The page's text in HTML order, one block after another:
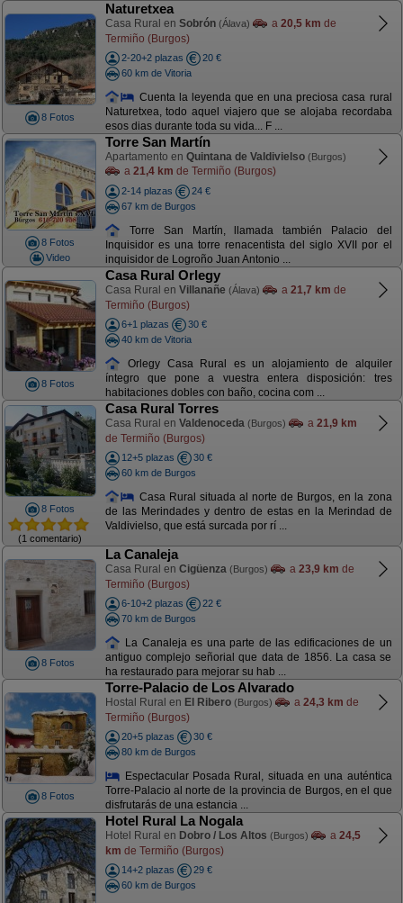
8 Fotos
Naturetxea
Casa Rural en Sobrón (Álava) a 20,5 km de
Termiño (Burgos)
2-20+2 plazas
20 €
60 km de Vitoria
Cuenta la leyenda que en una preciosa casa rural
Naturetxea, todo aquel viajero que se alojaba recordaba
esos dias durante toda su vida... F ...
8 Fotos
Video
Torre San Martín
Apartamento en Quintana de Valdivielso (Burgos)
a 21,4 km de Termiño (Burgos)
2-14 plazas
24 €
67 km de Burgos
Torre San Martín, llamada también Palacio del
Inquisidor es una torre renacentista del siglo XVII por el
inquisidor de Logroño Juan Antonio ...
8 Fotos
Casa Rural Orlegy
Casa Rural en Villanañe (Álava) a 21,7 km de
Termiño (Burgos)
6+1 plazas
30 €
40 km de Vitoria
Orlegy Casa Rural es un alojamiento de alquiler
íntegro que pone a vuestra entera disposición: tres
habitaciones dobles con baño, cocina com ...
8 Fotos
(1 comentario)
Casa Rural Torres
Casa Rural en Valdenoceda (Burgos) a 21,9 km
de Termiño (Burgos)
12+5 plazas
30 €
60 km de Burgos
Casa Rural situada al norte de Burgos, en la zona
de las Merindades y dentro de estas en la Merindad de
Valdivielso, que está surcada por rí ...
8 Fotos
La Canaleja
Casa Rural en Cigüenza (Burgos) a 23,9 km de
Termiño (Burgos)
6-10+2 plazas
22 €
70 km de Burgos
La Canaleja es una parte de las edificaciones de un
antiguo complejo señorial que data de 1856. La casa se
ha restaurado para mejorar su hab ...
8 Fotos
Torre-Palacio de Los Alvarado
Hostal Rural en El Ribero (Burgos) a 24,3 km de
Termiño (Burgos)
20+5 plazas
30 €
80 km de Burgos
Espectacular Posada Rural, situada en una auténtica
Torre-Palacio al norte de la provincia de Burgos, en el que
disfrutarás de una estancia ...
Hotel Rural La Nogala
Hotel Rural en Dobro / Los Altos (Burgos) a 24,5
km de Termiño (Burgos)
14+2 plazas
29 €
60 km de Burgos